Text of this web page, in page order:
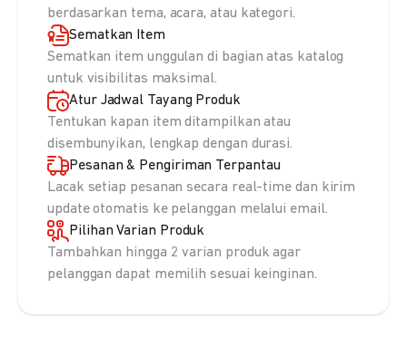
berdasarkan tema, acara, atau kategori.
Sematkan Item
Sematkan item unggulan di bagian atas katalog
untuk visibilitas maksimal.
Atur Jadwal Tayang Produk
Tentukan kapan item ditampilkan atau
disembunyikan, lengkap dengan durasi.
Pesanan & Pengiriman Terpantau
Lacak setiap pesanan secara real-time dan kirim
update otomatis ke pelanggan melalui email.
Pilihan Varian Produk
Tambahkan hingga 2 varian produk agar
pelanggan dapat memilih sesuai keinginan.